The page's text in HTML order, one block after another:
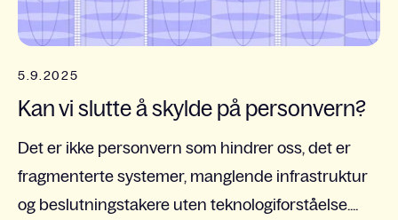
5.9.2025
Kan vi slutte å skylde på personvern?
Det er ikke personvern som hindrer oss, det er
fragmenterte systemer, manglende infrastruktur
og beslutningstakere uten teknologiforståelse....